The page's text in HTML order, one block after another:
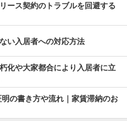
ース契約のトラブルを回避する
い入居者への対応方法
化や大家都合により入居者に立
の書き方や流れ｜家賃滞納のお